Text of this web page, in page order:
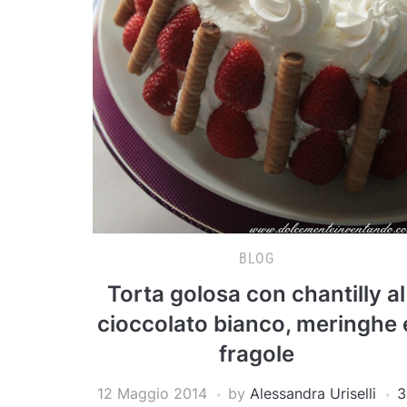
BLOG
Torta golosa con chantilly al
cioccolato bianco, meringhe
fragole
12 Maggio 2014 by Alessandra Uriselli